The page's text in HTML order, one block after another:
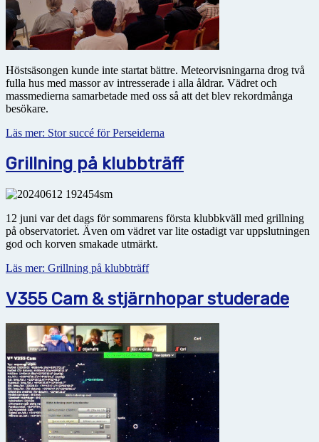
Höstsäsongen kunde inte startat bättre. Meteorvisningarna drog två
fulla hus med massor av intresserade i alla åldrar. Vädret och
massmedierna samarbetade med oss så att det blev rekordmånga
besökare.
Läs mer: Stor succé för Perseiderna
Grillning på klubbträff
12 juni var det dags för sommarens första klubbkväll med grillning
på observatoriet. Även om vädret var lite ostadigt var uppslutningen
god och korven smakade utmärkt.
Läs mer: Grillning på klubbträff
V355 Cam & stjärnhopar studerade